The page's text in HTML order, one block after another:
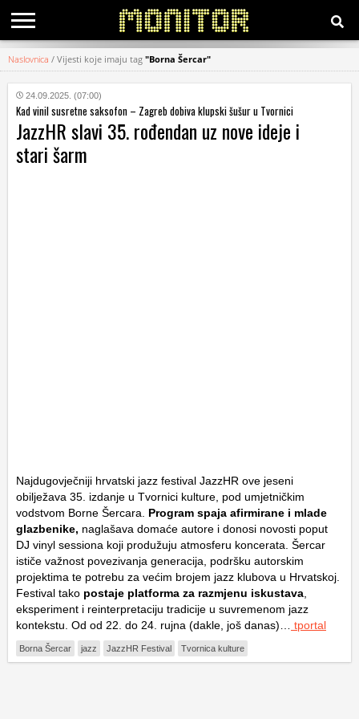
KATEGORIJE
HRVATSKI
WEB
Naslovnica / Vijesti koje imaju tag "Borna Šercar"
24.09.2025. (07:00)
Kad vinil susretne saksofon – Zagreb dobiva klupski šušur u Tvornici
JazzHR slavi 35. rođendan uz nove ideje i
stari šarm
Najdugovječniji hrvatski jazz festival JazzHR ove jeseni
obilježava 35. izdanje u Tvornici kulture, pod umjetničkim
vodstvom Borne Šercara. Program spaja afirmirane i mlade
glazbenike, naglašava domaće autore i donosi novosti poput
DJ vinyl sessiona koji produžuju atmosferu koncerata. Šercar
ističe važnost povezivanja generacija, podršku autorskim
projektima te potrebu za većim brojem jazz klubova u Hrvatskoj.
Festival tako postaje platforma za razmjenu iskustava
eksperiment i reinterpretaciju tradicije u suvremenom jazz
kontekstu. Od od 22. do 24. rujna (dakle, još danas)…
tportal
Borna Šercar jazz JazzHR Festival Tvornica kulture